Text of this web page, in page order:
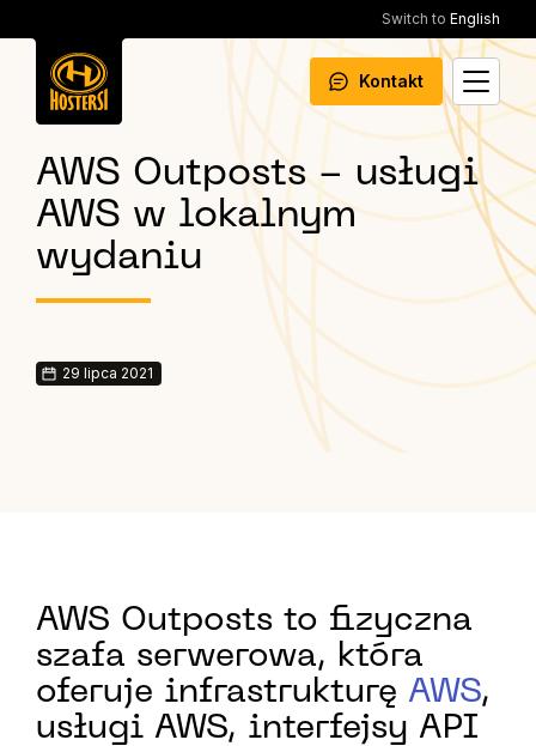
Switch to English
Kontakt
AWS Outposts - usługi
AWS w lokalnym
wydaniu
29 lipca 2021
AWS Outposts to fizyczna
szafa serwerowa, która
oferuje infrastrukturę AWS,
usługi AWS, interfejsy API